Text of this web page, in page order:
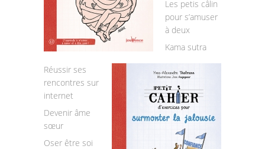
Les petis câlin
pour s’amuser
à deux
Kama sutra
Réussir ses
rencontres sur
internet
Devenir âme
sœur
Oser être soi